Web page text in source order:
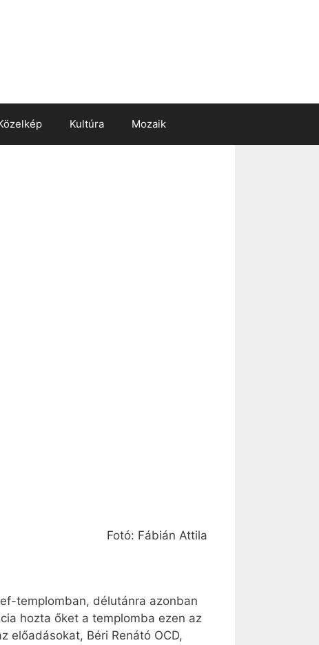
Kultúra Mozaik
Fotó: Fábián Attila
templomban, délutánra azonban
hozta őket a templomba ezen az
előadásokat, Béri Renátó OCD,